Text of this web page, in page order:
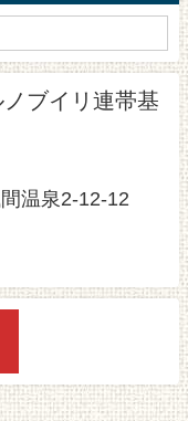
ブイリ連帯基
温泉2-12-12